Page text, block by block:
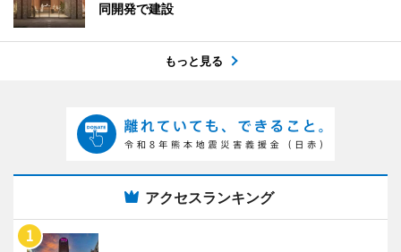
同開発で建設
もっと見る
アクセスランキング